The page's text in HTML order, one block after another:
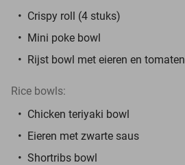
Crispy roll (4 stuks)
Mini poke bowl
Rijst bowl met eieren en tomaten
Rice bowls:
Chicken teriyaki bowl
Eieren met zwarte saus
Shortribs bowl